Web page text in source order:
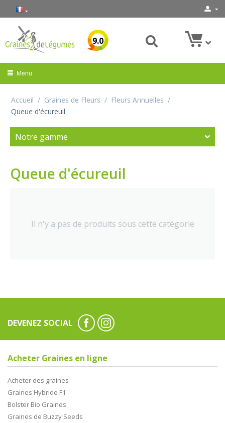
9.0
Menu
Accueil / Graines de Fleurs / Fleurs Annuelles /
Queue d'écureuil
Notre gamme
Queue d'écureuil
Il n'y a pas de produits sous cette catégorie
DEVENEZ SOCIAL
Acheter Graines en ligne
Acheter des graines
Graines Hybride F1
Bolster Bio Graines
Graines de Buzzy Seeds